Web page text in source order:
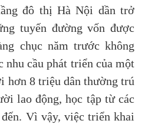
đô thị Hà Nội dần trở
tuyến đường vốn được
chục năm trước không
nhu cầu phát triển của một
hơn 8 triệu dân thường trú
lao động, học tập từ các
Vì vậy, việc triển khai